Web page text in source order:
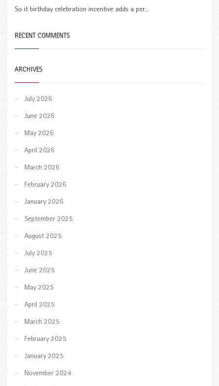
So it birthday celebration incentive adds a per...
RECENT COMMENTS
ARCHIVES
July 2026
June 2026
May 2026
April 2026
March 2026
February 2026
January 2026
September 2025
August 2025
July 2025
June 2025
May 2025
April 2025
March 2025
February 2025
January 2025
November 2024